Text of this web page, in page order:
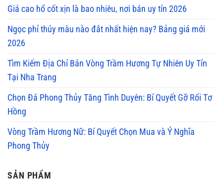
Giá cao hổ cốt xịn là bao nhiêu, nơi bán uy tín 2026
Ngọc phỉ thúy màu nào đắt nhất hiện nay? Bảng giá mới
2026
Tìm Kiếm Địa Chỉ Bán Vòng Trầm Hương Tự Nhiên Uy Tín
Tại Nha Trang
Chọn Đá Phong Thủy Tăng Tình Duyên: Bí Quyết Gỡ Rối Tơ
Hồng
Vòng Trầm Hương Nữ: Bí Quyết Chọn Mua và Ý Nghĩa
Phong Thủy
SẢN PHẨM